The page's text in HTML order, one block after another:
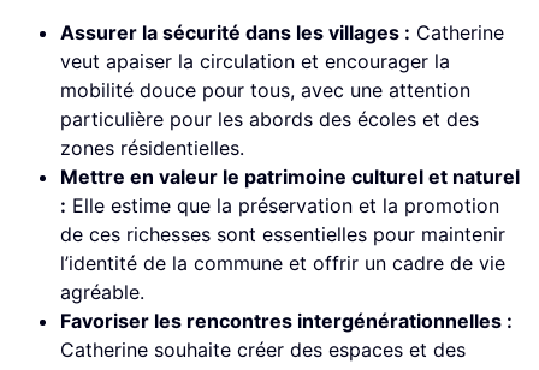
Assurer la sécurité dans les villages : Catherine
veut apaiser la circulation et encourager la
mobilité douce pour tous, avec une attention
particulière pour les abords des écoles et des
zones résidentielles.
Mettre en valeur le patrimoine culturel et naturel
: Elle estime que la préservation et la promotion
de ces richesses sont essentielles pour maintenir
l’identité de la commune et offrir un cadre de vie
agréable.
Favoriser les rencontres intergénérationnelles :
Catherine souhaite créer des espaces et des